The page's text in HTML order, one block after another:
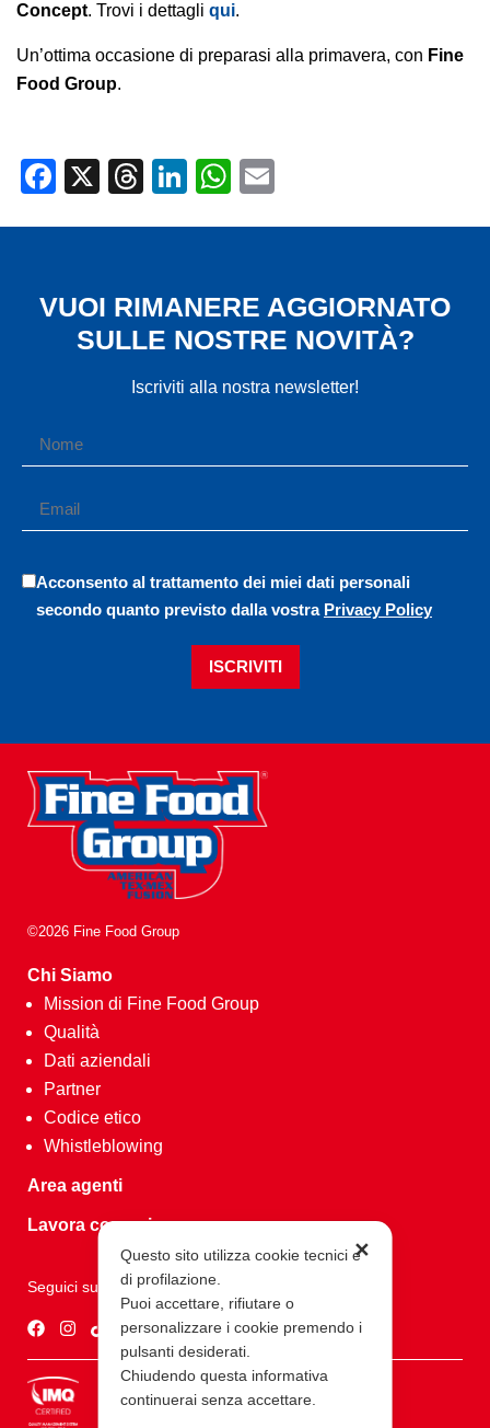
Concept. Trovi i dettagli qui.
Un’ottima occasione di preparasi alla primavera, con Fine
Food Group.
Facebook
X Threads
LinkedIn
WhatsApp
VUOI RIMANERE AGGIORNATO
SULLE NOSTRE NOVITÀ?
Iscriviti alla nostra newsletter!
Acconsento al trattamento dei miei dati personali
secondo quanto previsto dalla vostra Privacy Policy
ISCRIVITI
©2026 Fine Food Group
Chi Siamo
Mission di Fine Food Group
Qualità
Dati aziendali
Partner
Codice etico
Whistleblowing
Area agenti
Lavora con noi
Seguici su
✕
Questo sito utilizza cookie tecnici e
di profilazione.
Puoi accettare, rifiutare o
personalizzare i cookie premendo i
pulsanti desiderati.
Chiudendo questa informativa
continuerai senza accettare.